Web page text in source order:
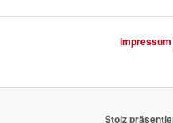
Impressum
Stolz